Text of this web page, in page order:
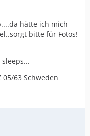
hätte ich mich
bitte für Fotos!
05/63 Schweden